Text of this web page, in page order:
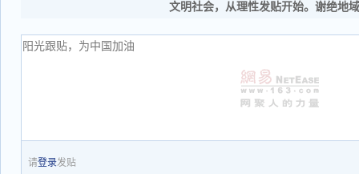
文明社会，从理性发贴开始。谢绝地
请登录发贴